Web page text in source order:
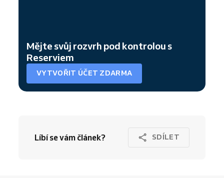
Mějte svůj rozvrh pod kontrolou s
Reserviem
VYTVOŘIT ÚČET ZDARMA
Líbí se vám článek? SDÍLET